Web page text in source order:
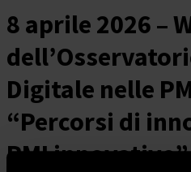
8 aprile 2026 –
Digitale nelle
“Percorsi di
PMI innovative”